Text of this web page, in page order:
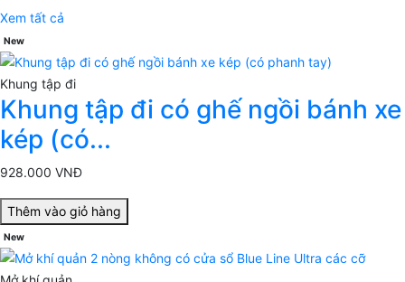
Xem tất cả
New
Khung tập đi
Khung tập đi có ghế ngồi bánh xe
kép (có...
928.000 VNĐ
Thêm vào giỏ hàng
New